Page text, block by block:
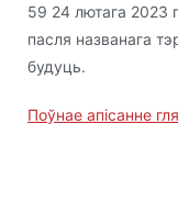
59 24 лютага 2023
пасля названага
будуць.
Поўнае апісанне